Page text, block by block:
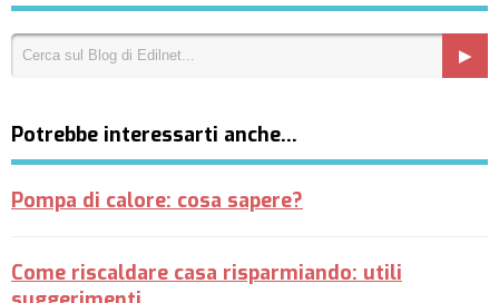
Potrebbe interessarti anche…
Pompa di calore: cosa sapere?
Come riscaldare casa risparmiando: utili